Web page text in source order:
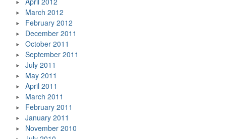
March 2012
February 2012
December 2011
October 2011
September 2011
July 2011
May 2011
April 2011
March 2011
February 2011
January 2011
November 2010